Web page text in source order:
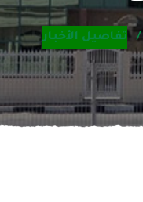
تفاصيل الأخبار